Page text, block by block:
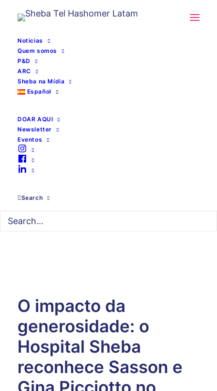
Noticias
Quem somos
P&D
ARC
Sheba na Mídia
Español
DOAR AQUI
Newsletter
Eventos
Search
O impacto da
generosidade: o
Hospital Sheba
reconhece Sasson e